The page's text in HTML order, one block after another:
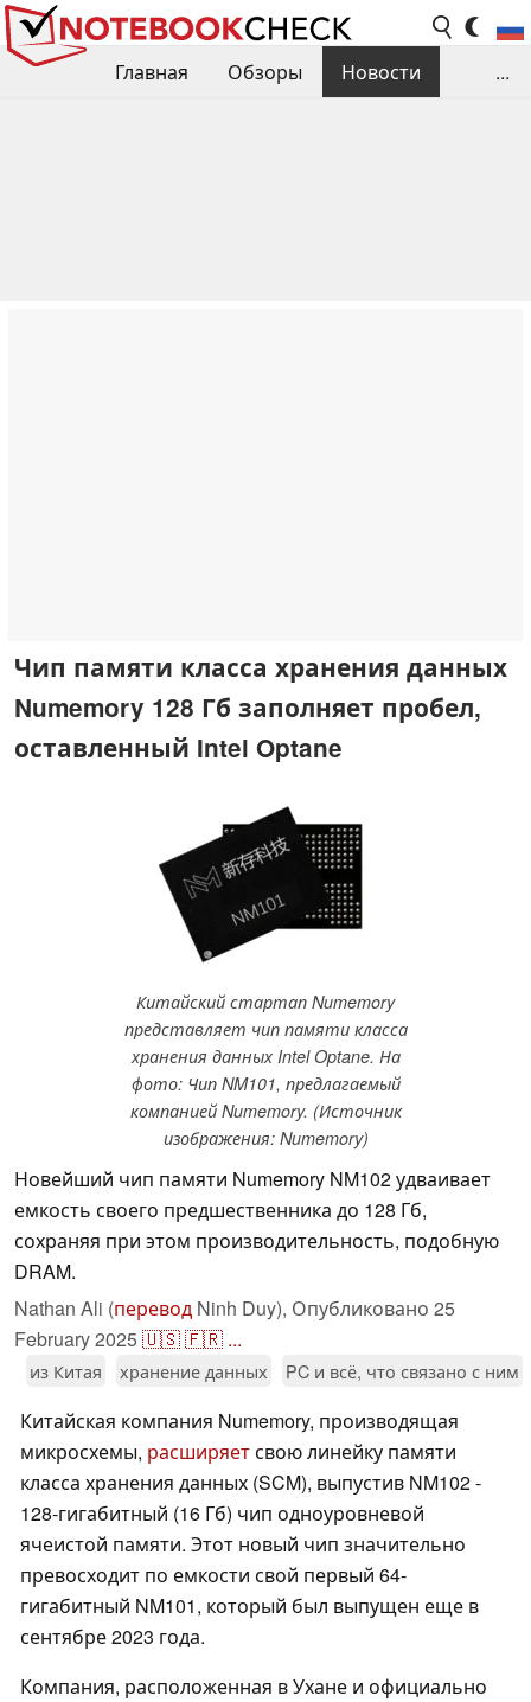
Главная Обзоры
Новости
...
Чип памяти класса хранения данных
Numemory 128 Гб заполняет пробел,
оставленный Intel Optane
Китайский стартап Numemory
представляет чип памяти класса
хранения данных Intel Optane. На
фото: Чип NM101, предлагаемый
компанией Numemory. (Источник
изображения: Numemory)
Новейший чип памяти Numemory NM102 удваивает
емкость своего предшественника до 128 Гб,
сохраняя при этом производительность, подобную
DRAM.
Nathan Ali (перевод Ninh Duy), Опубликовано 25
February 2025🇺🇸🇫🇷 ...
из Китая хранение данных PC и всё, что связано с ним
Китайская компания Numemory, производящая
микросхемы, расширяетсвою линейку памяти
класса хранения данных (SCM), выпустив NM102 -
128-гигабитный (16 Гб) чип одноуровневой
ячеистой памяти. Этот новый чип значительно
превосходит по емкости свой первый 64-
гигабитный NM101, который был выпущен еще в
сентябре 2023 года.
Компания, расположенная в Ухане и официально